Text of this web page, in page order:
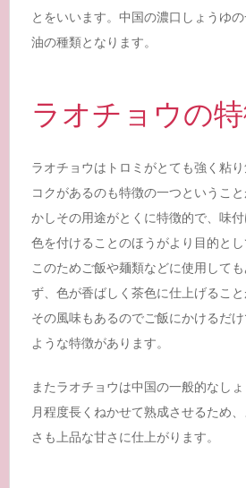
とをいいます。中国の濃口しょうゆ
油の種類となります。
ラオチョウの
ラオチョウはトロミがとても強く粘
コクがあるのも特徴の一つというこ
かしその用途がとくに特徴的で、味
色を付けることのほうがより目的とし
このためご飯や麺類などに使用して
ず、色が香ばしく茶色に仕上げるこ
その風味もあるのでご飯にかけるだ
ような特徴があります。
またラオチョウは中国の一般的なし
月程度長くねかせて熟成させるため
さも上品な甘さに仕上がります。